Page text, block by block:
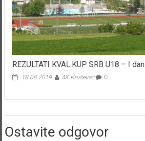
REZULTATI KVAL.KUP SRB U18 – I dan
18.08.2019. AK Kruševac 0
Ostavite odgovor